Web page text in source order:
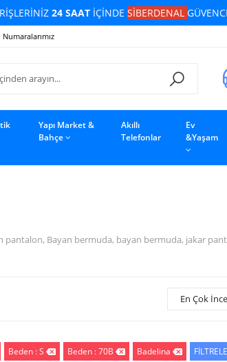
24 SAATİÇİNDE SİBERDENAL
Numaralarımız
Yapı Market &
Bahçe
Akıllı
Telefonlar
Ev
&Yaşam
Bayan bermuda, bayan bermuda, jakar
En Çok
Beden : S Beden : 70B Badelina